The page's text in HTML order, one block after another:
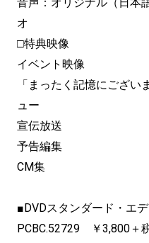
オ
□特典映像
イベント映像
「まったく記憶にござ
ュー
宣伝放送
予告編集
CM集
■DVDスタンダード・エ
PCBC.52729 ￥3,800＋